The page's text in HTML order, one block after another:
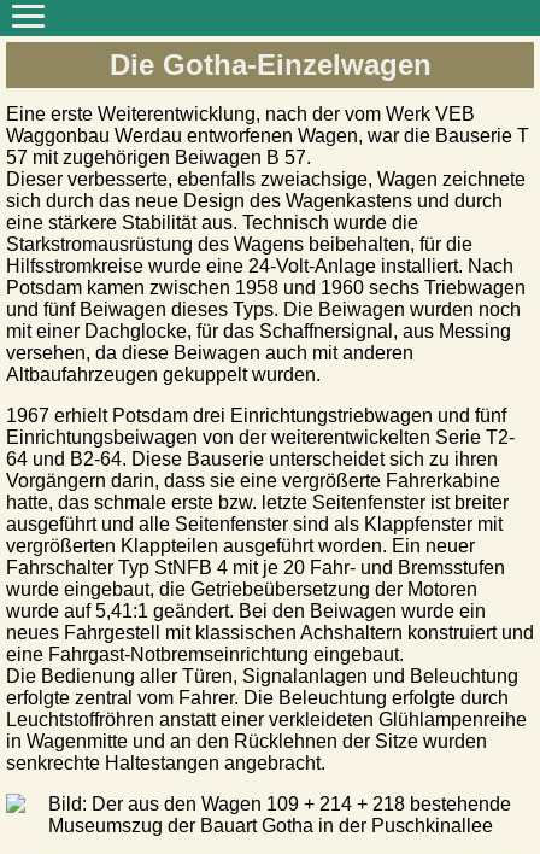
Die Gotha-Einzelwagen
Eine erste Weiterentwicklung, nach der vom Werk VEB
Waggonbau Werdau entworfenen Wagen, war die Bauserie T
57 mit zugehörigen Beiwagen B 57.
Dieser verbesserte, ebenfalls zweiachsige, Wagen zeichnete
sich durch das neue Design des Wagenkastens und durch
eine stärkere Stabilität aus. Technisch wurde die
Starkstromausrüstung des Wagens beibehalten, für die
Hilfsstromkreise wurde eine 24-Volt-Anlage installiert. Nach
Potsdam kamen zwischen 1958 und 1960 sechs Triebwagen
und fünf Beiwagen dieses Typs. Die Beiwagen wurden noch
mit einer Dachglocke, für das Schaffnersignal, aus Messing
versehen, da diese Beiwagen auch mit anderen
Altbaufahrzeugen gekuppelt wurden.
1967 erhielt Potsdam drei Einrichtungstriebwagen und fünf
Einrichtungsbeiwagen von der weiterentwickelten Serie T2-
64 und B2-64. Diese Bauserie unterscheidet sich zu ihren
Vorgängern darin, dass sie eine vergrößerte Fahrerkabine
hatte, das schmale erste bzw. letzte Seitenfenster ist breiter
ausgeführt und alle Seitenfenster sind als Klappfenster mit
vergrößerten Klappteilen ausgeführt worden. Ein neuer
Fahrschalter Typ StNFB 4 mit je 20 Fahr- und Bremsstufen
wurde eingebaut, die Getriebeübersetzung der Motoren
wurde auf 5,41:1 geändert. Bei den Beiwagen wurde ein
neues Fahrgestell mit klassischen Achshaltern konstruiert und
eine Fahrgast-Notbremseinrichtung eingebaut.
Die Bedienung aller Türen, Signalanlagen und Beleuchtung
erfolgte zentral vom Fahrer. Die Beleuchtung erfolgte durch
Leuchtstoffröhren anstatt einer verkleideten Glühlampenreihe
in Wagenmitte und an den Rücklehnen der Sitze wurden
senkrechte Haltestangen angebracht.